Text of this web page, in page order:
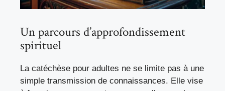
Un parcours d’approfondissement
spirituel
La catéchèse pour adultes ne se limite pas à une
simple transmission de connaissances. Elle vise